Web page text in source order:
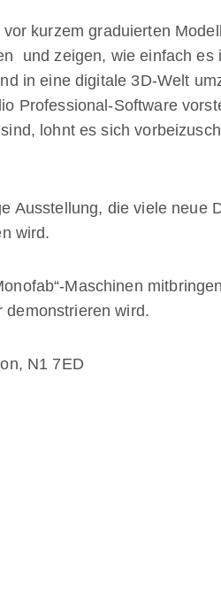
kurzem graduierten
und zeigen, wie einfach es
in eine digitale 3D-Welt
Professional-Software
lohnt es sich
Ausstellung, die viele neue
wird.
Maschinen
demonstrieren wird.
N1 7ED